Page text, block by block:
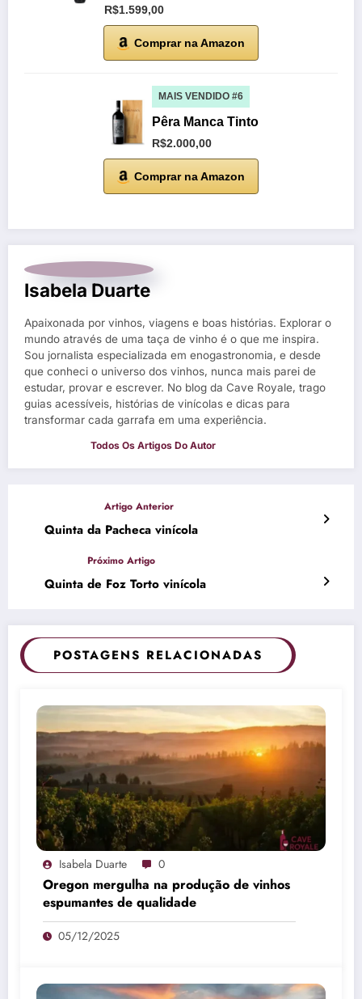
R$1.599,00
Comprar na Amazon
MAIS VENDIDO #6
Pêra Manca Tinto
R$2.000,00
Comprar na Amazon
Isabela Duarte
Apaixonada por vinhos, viagens e boas histórias. Explorar o
mundo através de uma taça de vinho é o que me inspira.
Sou jornalista especializada em enogastronomia, e desde
que conheci o universo dos vinhos, nunca mais parei de
estudar, provar e escrever. No blog da Cave Royale, trago
guias acessíveis, histórias de vinícolas e dicas para
transformar cada garrafa em uma experiência.
Quinta da Pacheca vinícola
Quinta de Foz Torto vinícola
POSTAGENS RELACIONADAS
Isabela Duarte 0
Oregon mergulha na produção de vinhos
espumantes de qualidade
05/12/2025